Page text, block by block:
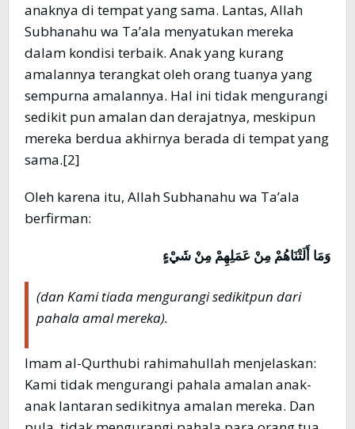
anaknya di tempat yang sama. Lantas, Allah
Subhanahu wa Ta’ala menyatukan mereka
dalam kondisi terbaik. Anak yang kurang
amalannya terangkat oleh orang tuanya yang
sempurna amalannya. Hal ini tidak mengurangi
sedikit pun amalan dan derajatnya, meskipun
mereka berdua akhirnya berada di tempat yang
sama.[2]
Oleh karena itu, Allah Subhanahu wa Ta’ala
berfirman:
وَمَا أَلَتْنَاهُمْ مِنْ عَمَلِهِمْ مِنْ شَيْءٍ
(dan Kami tiada mengurangi sedikitpun dari
pahala amal mereka).
Imam al-Qurthubi rahimahullah menjelaskan:
Kami tidak mengurangi pahala amalan anak-
anak lantaran sedikitnya amalan mereka. Dan